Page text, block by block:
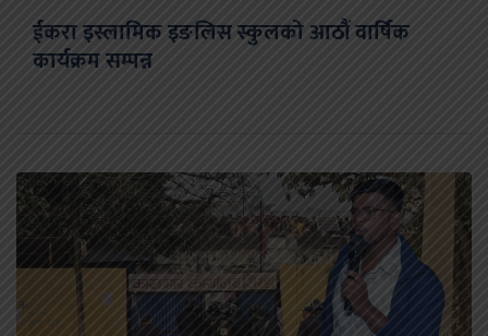
ईकरा इस्लामिक इङलिस स्कुलको आठौं वार्षिक
कार्यक्रम सम्पन्न